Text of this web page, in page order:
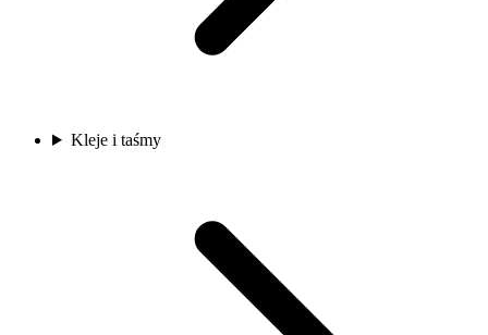
Kleje i taśmy